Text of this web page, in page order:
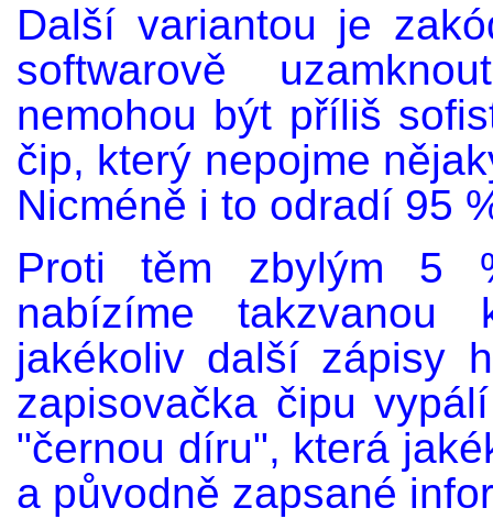
Další variantou je
softwarově
nemohou být příliš
čip, který nepojme
Nicméně i to odradí 95
Proti těm zbylým 5
nabízíme takzvanou
jakékoliv další zápisy
zapisovačka čipu
"černou díru", která
a původně zapsané